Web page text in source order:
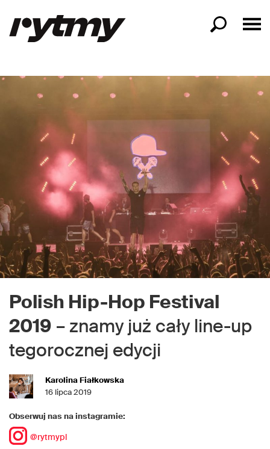
Polish Hip-Hop Festival
2019 – znamy już cały line-up
tegorocznej edycji
Karolina Fiałkowska
16 lipca 2019
Obserwuj nas na instagramie:
@rytmypl